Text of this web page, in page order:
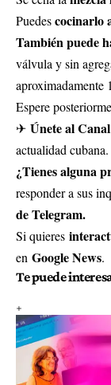
Puedescocinarlo
También puede
válvula y sin
aproximadamente
Espere
✈ Únete al
actualidad cubana.
¿Tienes alguna
responder a sus
de Telegram.
Si quieres
en Google News.
Te puede